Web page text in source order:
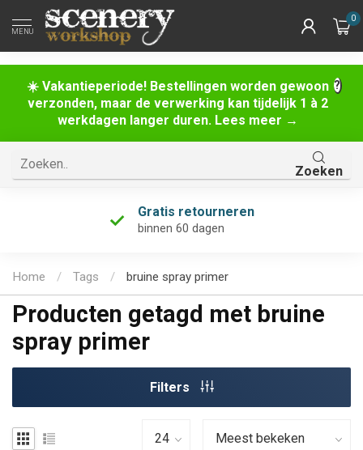
☀️ Vakantieperiode! Bestellingen worden gewoon
verzonden, maar de verwerking kan tijdelijk 1 à 2
werkdagen langer duren. Lees meer →
MENU
0
Zoeken
Gratis retourneren
binnen 60 dagen
Home / Tags / bruine spray primer
Producten getagd met bruine
spray primer
Filters